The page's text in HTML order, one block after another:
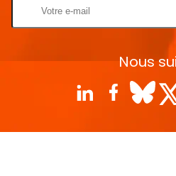
Nous